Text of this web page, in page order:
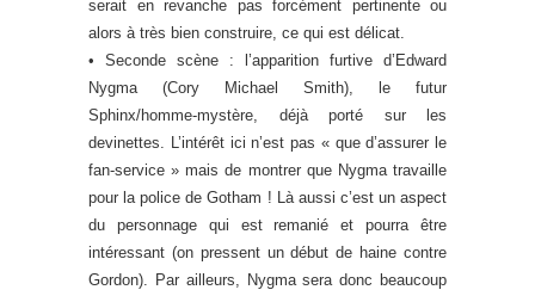
serait en revanche pas forcément pertinente ou
alors à très bien construire, ce qui est délicat.
• Seconde scène : l’apparition furtive d’Edward
Nygma (Cory Michael Smith), le futur
Sphinx/homme-mystère, déjà porté sur les
devinettes. L’intérêt ici n’est pas « que d’assurer le
fan-service » mais de montrer que Nygma travaille
pour la police de Gotham ! Là aussi c’est un aspect
du personnage qui est remanié et pourra être
intéressant (on pressent un début de haine contre
Gordon). Par ailleurs, Nygma sera donc beaucoup